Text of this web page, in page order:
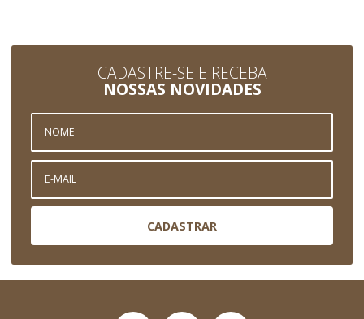
CADASTRE-SE E RECEBA
NOSSAS NOVIDADES
CADASTRAR